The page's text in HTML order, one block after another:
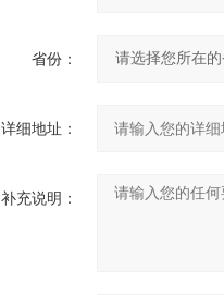
省份：
详细地址：
补充说明：